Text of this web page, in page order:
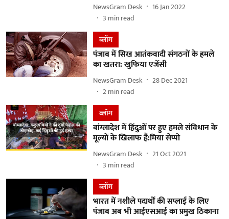
NewsGram Desk
16 Jan 2022
3 min read
ब्लॉग
पंजाब में सिख आतंकवादी संगठनों के हमले
का खतरा: खुफिया एजेंसी
NewsGram Desk
28 Dec 2021
2min read
ब्लॉग
बांग्लादेश में हिंदुओं पर हुए हमले संविधान के
मूल्यों के खिलाफ हैं:मिया सेप्पो
NewsGram Desk
21 Oct 2021
3 min read
ब्लॉग
भारत में नशीले पदार्थों की सप्लाई के लिए
पंजाब अब भी आईएसआई का प्रमुख ठिकाना